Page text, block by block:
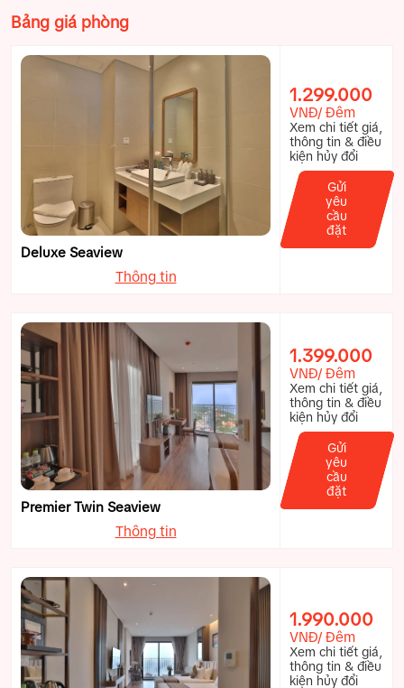
Bảng giá phòng
Deluxe Seaview
Thông tin
1.299.000
VNĐ/ Đêm
Xem chi tiết giá,
thông tin & điều
kiện hủy đổi
Gửi
yêu
cầu
đặt
Premier Twin Seaview
Thông tin
1.399.000
VNĐ/ Đêm
Xem chi tiết giá,
thông tin & điều
kiện hủy đổi
Gửi
yêu
cầu
đặt
1.990.000
VNĐ/ Đêm
Xem chi tiết giá,
thông tin & điều
kiện hủy đổi